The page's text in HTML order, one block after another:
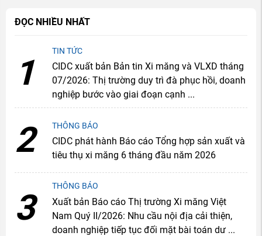
ĐỌC NHIỀU NHẤT
1
TIN TỨC
CIDC xuất bản Bản tin Xi măng và VLXD tháng
07/2026: Thị trường duy trì đà phục hồi, doanh
nghiệp bước vào giai đoạn cạnh ...
2 THÔNG BÁO
CIDC phát hành Báo cáo Tổng hợp sản xuất và
tiêu thụ xi măng 6 tháng đầu năm 2026
3
THÔNG BÁO
Xuất bản Báo cáo Thị trường Xi măng Việt
Nam Quý II/2026: Nhu cầu nội địa cải thiện,
doanh nghiệp tiếp tục đối mặt bài toán dư ...